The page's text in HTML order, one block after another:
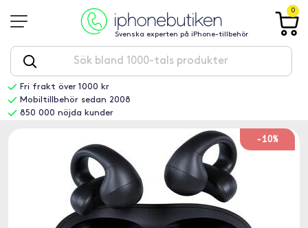
Svenska experten på iPhone-tillbehör
0
Fri frakt över 1000 kr
Mobiltillbehör sedan 2008
850 000 nöjda kunder
-10%